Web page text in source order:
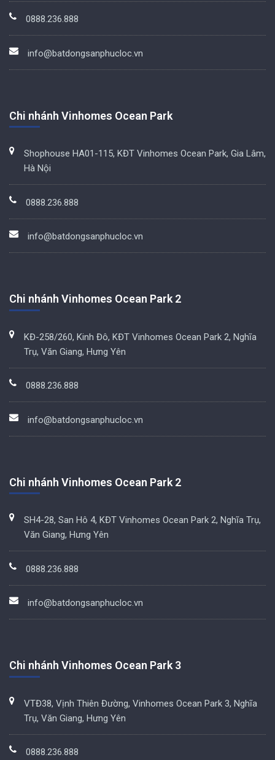
0888.236.888
info@batdongsanphucloc.vn
Chi nhánh Vinhomes Ocean Park
Shophouse HA01-115, KĐT Vinhomes Ocean Park, Gia Lâm,
Hà Nội
0888.236.888
info@batdongsanphucloc.vn
Chi nhánh Vinhomes Ocean Park 2
KĐ-258/260, Kinh Đô, KĐT Vinhomes Ocean Park 2, Nghĩa
Trụ, Văn Giang, Hưng Yên
0888.236.888
info@batdongsanphucloc.vn
Chi nhánh Vinhomes Ocean Park 2
SH4-28, San Hô 4, KĐT Vinhomes Ocean Park 2, Nghĩa Trụ,
Văn Giang, Hưng Yên
0888.236.888
info@batdongsanphucloc.vn
Chi nhánh Vinhomes Ocean Park 3
VTĐ38, Vịnh Thiên Đường, Vinhomes Ocean Park 3, Nghĩa
Trụ, Văn Giang, Hưng Yên
0888.236.888